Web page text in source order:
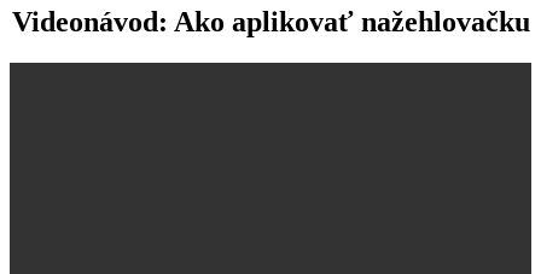
Videonávod: Ako aplikovať nažehlovačku